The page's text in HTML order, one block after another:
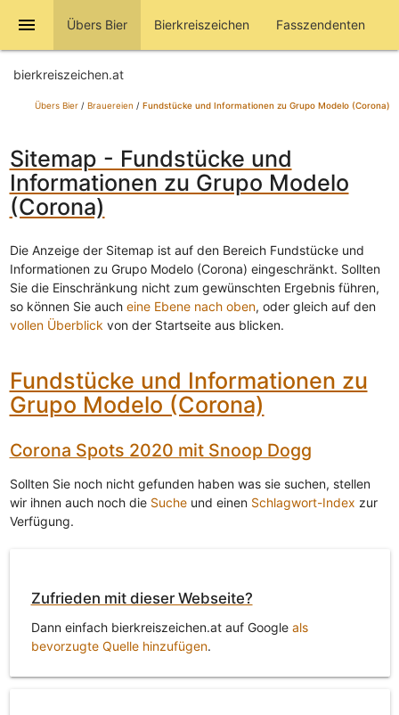
menu Übers Bier Bierkreiszeichen Fasszendenten
bierkreiszeichen.at
Übers Bier/ Brauereien / Fundstücke und Informationen zu Grupo Modelo (Corona)
Sitemap - Fundstücke und
Informationen zu Grupo Modelo
(Corona)
Die Anzeige der Sitemap ist auf den Bereich Fundstücke und
Informationen zu Grupo Modelo (Corona) eingeschränkt. Sollten
Sie die Einschränkung nicht zum gewünschten Ergebnis führen,
so können Sie auch eine Ebene nach oben, oder gleich auf den
vollen Überblick von der Startseite aus blicken.
Fundstücke und Informationen zu
Grupo Modelo (Corona)
Corona Spots 2020 mit Snoop Dogg
Sollten Sie noch nicht gefunden haben was sie suchen, stellen
wir ihnen auch noch die Sucheund einen Schlagwort-Index zur
Verfügung.
Zufrieden mit dieser Webseite?
Dann einfach bierkreiszeichen.at auf Google als
bevorzugte Quelle hinzufügen.